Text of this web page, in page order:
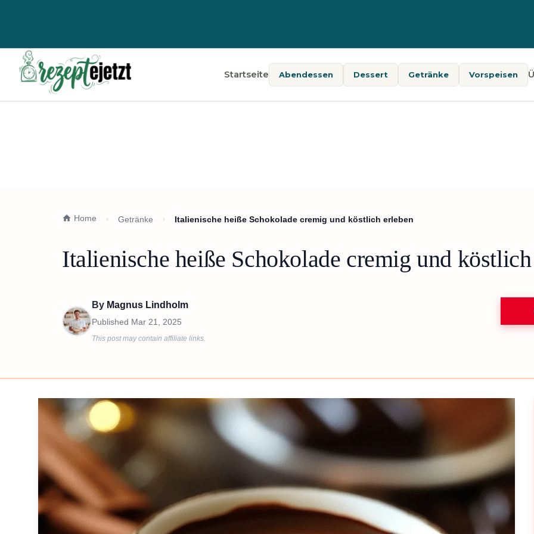
Startseite Abendessen Dessert Getränke Vorspeisen
Home Getränke Italienische heiße Schokolade cremig und köstlich erleben
Italienische heiße Schokolade cremig und
By Magnus Lindholm
Published Mar 21, 2025
This post may contain affiliate links.